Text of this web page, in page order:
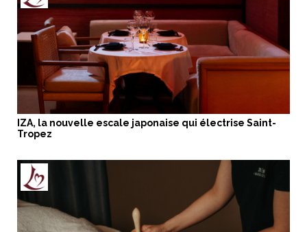
IZA, la nouvelle escale japonaise qui électrise Saint-
Tropez